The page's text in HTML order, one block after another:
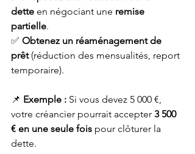
dette en négociant une remise
partielle.
✅ Obtenez un réaménagement de
prêt (réduction des mensualités, report
temporaire).
📌 Exemple : Si vous devez 5 000 €,
votre créancier pourrait accepter 3 500
€ en une seule fois pour clôturer la
dette.